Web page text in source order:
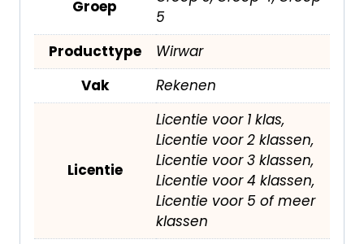
Groep
5
Producttype
Wirwar
Vak
Rekenen
Licentie
Licentie voor 1 klas,
Licentie voor 2 klassen,
Licentie voor 3 klassen,
Licentie voor 4 klassen,
Licentie voor 5 of meer
klassen